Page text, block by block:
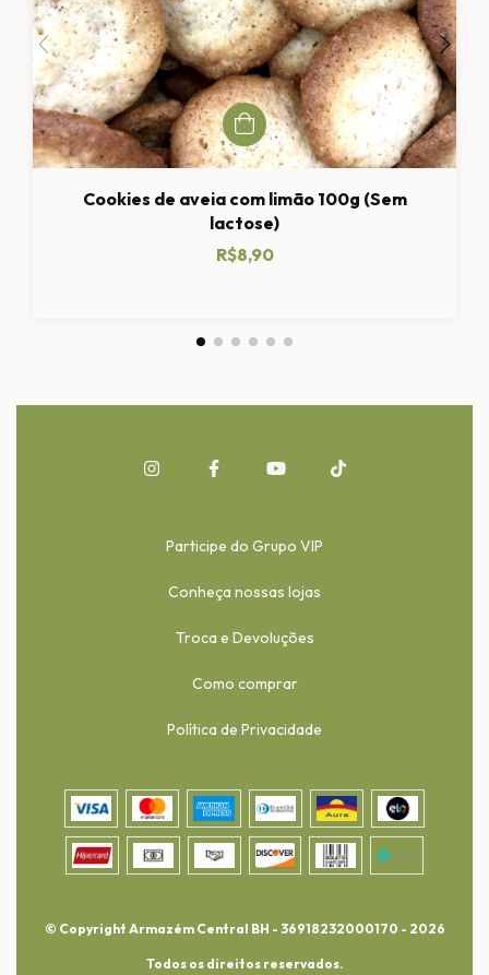
Cookies de aveia com limão 100g (Sem
lactose)
R$8,90
Participe do Grupo VIP
Conheça nossas lojas
Troca e Devoluções
Como comprar
Política de Privacidade
© Copyright Armazém Central BH - 36918232000170 - 2026
Todos os direitos reservados.